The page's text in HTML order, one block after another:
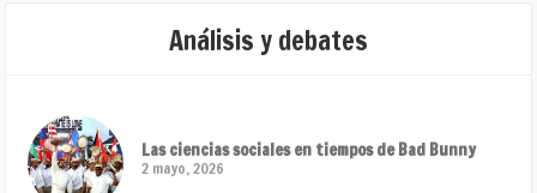
Análisis y debates
Las ciencias sociales en tiempos de Bad Bunny
2 mayo, 2026